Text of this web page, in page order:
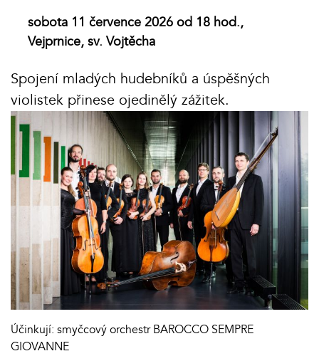
sobota 11 července 2026 od 18 hod.,
Vejprnice, sv. Vojtěcha
Spojení mladých hudebníků a úspěšných
violistek přinese ojedinělý zážitek.
Účinkují: smyčcový orchestr BAROCCO SEMPRE
GIOVANNE